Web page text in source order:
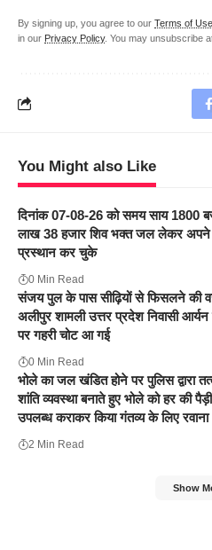
By signing up, you agree to our Terms of Use
in our Privacy Policy. You may unsubscribe
You Might also Like
दिनांक 07-08-26 को समय साय 1800
लाख 38 हजार शिव भक्त जल लेकर अपने
प्रस्थान कर चुके
0 Min Read
संजय पुल के पास सीढ़ियों से फिसलने की
अलीपुर शामली उत्तर प्रदेश निवासी
पर गहरी चोट आ गई
0 Min Read
भोले का जल खंडित होने पर पुलिस द्वारा
शांति व्यवस्था बनाते हुए भोले को हर की
उपलब्ध कराकर किया गंतव्य के लिए रवाना
2 Min Read
Show